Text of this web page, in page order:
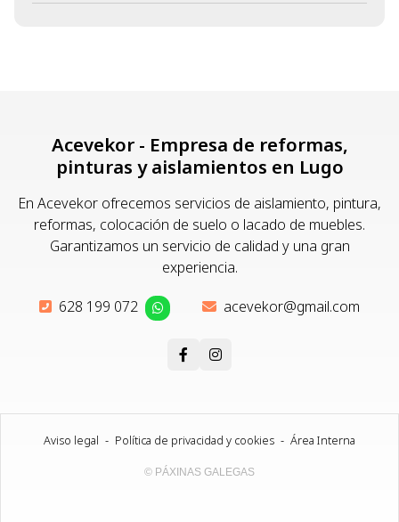
Acevekor - Empresa de reformas,
pinturas y aislamientos en Lugo
En Acevekor ofrecemos servicios de aislamiento, pintura,
reformas, colocación de suelo o lacado de muebles.
Garantizamos un servicio de calidad y una gran
experiencia.
628 199 072 acevekor@gmail.com
Aviso legal - Política de privacidad y cookies - Área Interna
© PÁXINAS GALEGAS